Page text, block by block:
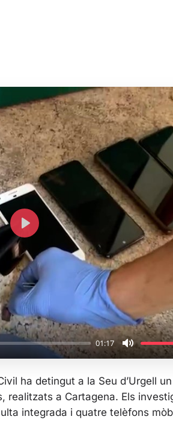
01:17
M
t
e
P
l
a
y
ha detingut a la Seu d’Urgell
realitzats a Cartagena. Els
integrada i quatre telèfons